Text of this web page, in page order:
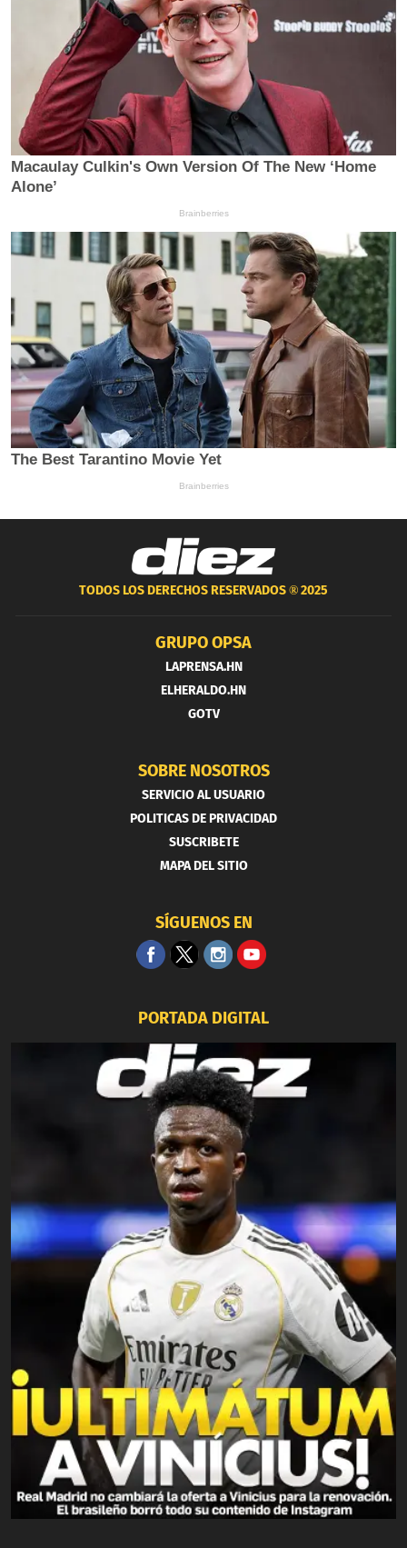
TODOS LOS DERECHOS RESERVADOS ®2025
GRUPO OPSA
LAPRENSA.HN
ELHERALDO.HN
GOTV
SOBRE NOSOTROS
SERVICIO AL USUARIO
POLITICAS DE PRIVACIDAD
SUSCRIBETE
MAPA DEL SITIO
SÍGUENOS EN
PORTADA DIGITAL